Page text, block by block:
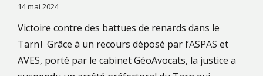
14 mai 2024
Victoire contre des battues de renards dans le
Tarn ! Grâce à un recours déposé par l’ASPAS et
AVES, porté par le cabinet GéoAvocats, la justice a